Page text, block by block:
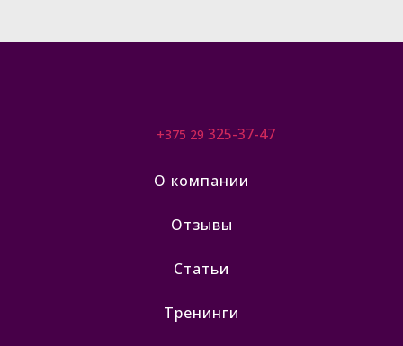
+375 29 325-37-47
О компании
Отзывы
Статьи
Тренинги